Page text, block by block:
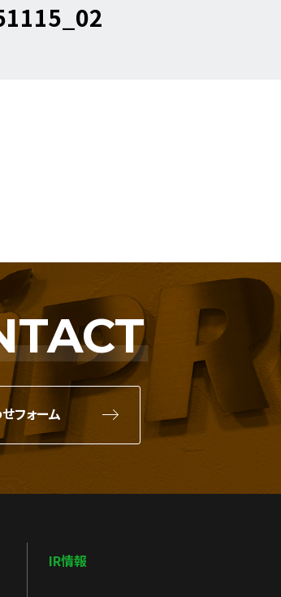
フォーム
IR情報